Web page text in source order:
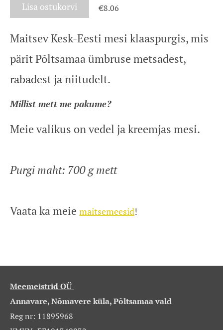
Lisa ostukorvi €8.06
Maitsev Kesk-Eesti mesi klaaspurgis, mis
pärit Põltsamaa ümbruse metsadest,
rabadest ja niitudelt.
Millist mett me pakume?
Meie valikus on vedel ja kreemjas mesi.
Purgi maht: 700 g mett
Vaata ka meie maitsemeesid!
Meemeistrid OÜ
Annavare, Nõmavere küla, Põltsamaa vald
Reg nr: 11895968